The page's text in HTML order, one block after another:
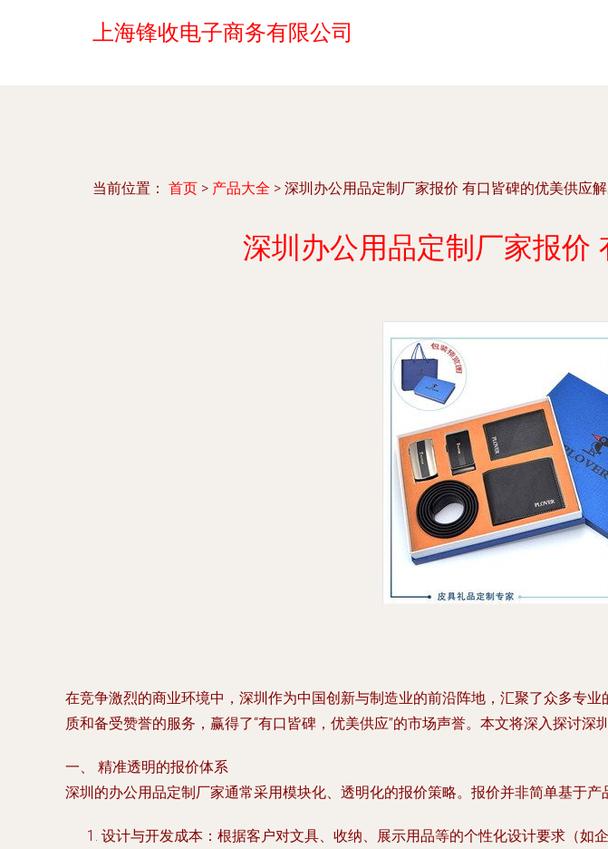
上海锋收电子商务有限公司
当前位置： 首页 > 产品大全 > 深圳办公用品定制厂家报价 有口皆碑的优美供应
深圳办公用品定制厂家报价
在竞争激烈的商业环境中，深圳作为中国创新与制造业的前沿阵地，汇聚了众多专
质和备受赞誉的服务，赢得了“有口皆碑，优美供应”的市场声誉。本文将深入探讨
一、 精准透明的报价体系
深圳的办公用品定制厂家通常采用模块化、透明化的报价策略。报价并非简单基于产
设计与开发成本 ：根据客户对文具、收纳、展示用品等的个性化设计要求（如